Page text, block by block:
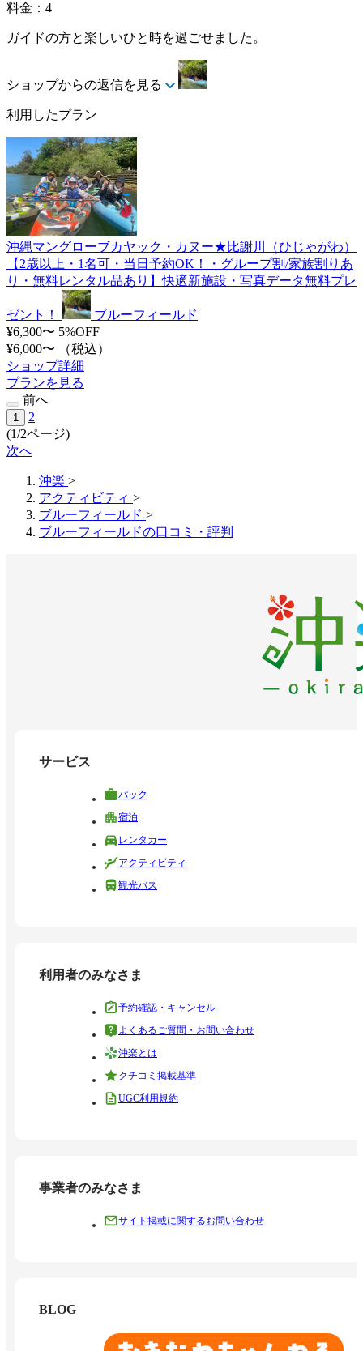
料金：4
ガイドの方と楽しいひと時を過ごせました。
ショップからの返信を見る
利用したプラン
沖縄マングローブカヤック・カヌー★比謝川（ひじゃがわ）
【2歳以上・1名可・当日予約OK！・グループ割/家族割りあ
り・無料レンタル品あり】快適新施設・写真データ無料プレ
ゼント！
ブルーフィールド
¥6,300〜 5%OFF
¥6,000〜
（税込）
ショップ詳細
プランを見る
前へ
1
2
(1/2ページ)
次へ
沖楽 >
アクティビティ >
ブルーフィールド >
ブルーフィールドの口コミ・評判
サービス
パック
宿泊
レンタカー
アクティビティ
観光バス
利用者のみなさま
予約確認・キャンセル
よくあるご質問・お問い合わせ
沖楽とは
クチコミ掲載基準
UGC利用規約
事業者のみなさま
サイト掲載に関するお問い合わせ
BLOG